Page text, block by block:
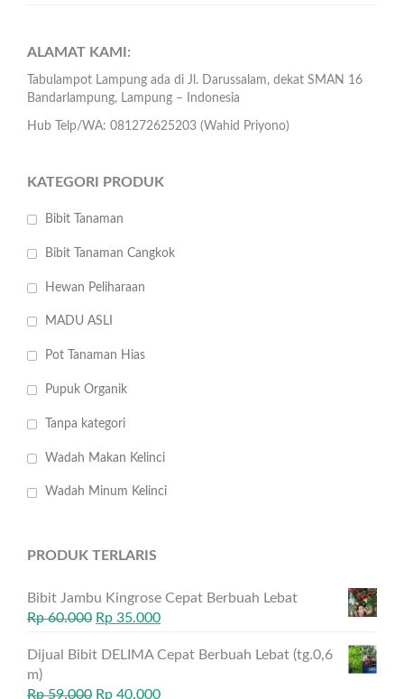
ALAMAT KAMI:
Tabulampot Lampung ada di Jl. Darussalam, dekat SMAN 16
Bandarlampung, Lampung – Indonesia
Hub Telp/WA: 081272625203 (Wahid Priyono)
KATEGORI PRODUK
Bibit Tanaman
Bibit Tanaman Cangkok
Hewan Peliharaan
MADU ASLI
Pot Tanaman Hias
Pupuk Organik
Tanpa kategori
Wadah Makan Kelinci
Wadah Minum Kelinci
PRODUK TERLARIS
Bibit Jambu Kingrose Cepat Berbuah Lebat
Rp60.000 Rp 35.000
Dijual Bibit DELIMA Cepat Berbuah Lebat (tg.0,6
m)
Rp59.000 Rp 40.000